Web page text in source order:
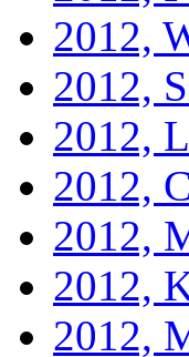
2012,
2012,
2012,
2012,
2012,
2012,
2012,